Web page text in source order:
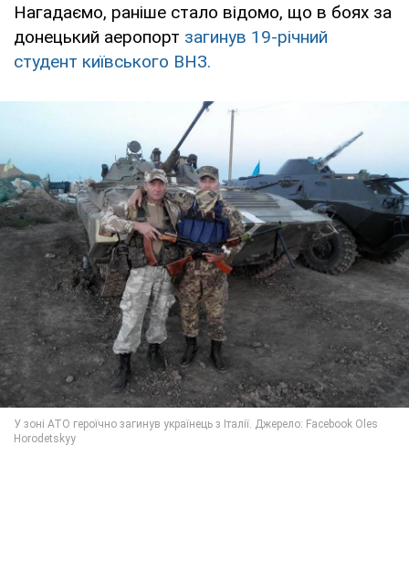
Нагадаємо, раніше стало відомо, що в боях за
донецький аеропорт загинув 19-річний
студент київського ВНЗ.